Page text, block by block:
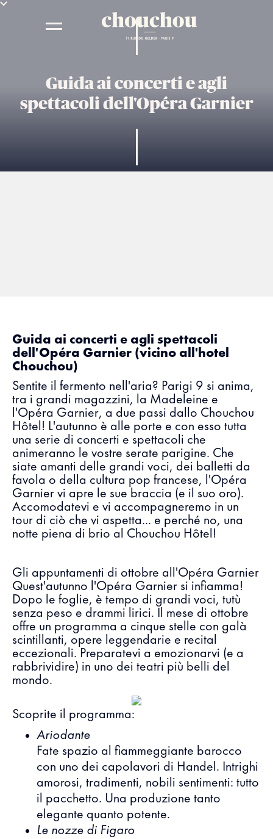
Guida ai concerti e agli
spettacoli dell'Opéra Garnier
Guida ai concerti e agli spettacoli
dell'Opéra Garnier (vicino all'hotel
Chouchou)
Sentite il fermento nell'aria? Parigi 9 si anima,
tra i grandi magazzini, la Madeleine e
l'Opéra Garnier, a due passi dallo Chouchou
Hôtel! L'autunno è alle porte e con esso tutta
una serie di concerti e spettacoli che
animeranno le vostre serate parigine. Che
siate amanti delle grandi voci, dei balletti da
favola o della cultura pop francese, l'Opéra
Garnier vi apre le sue braccia (e il suo oro).
Accomodatevi e vi accompagneremo in un
tour di ciò che vi aspetta... e perché no, una
notte piena di brio al Chouchou Hôtel!
Gli appuntamenti di ottobre all'Opéra Garnier
Quest'autunno l'Opéra Garnier si infiamma!
Dopo le foglie, è tempo di grandi voci, tutù
senza peso e drammi lirici. Il mese di ottobre
offre un programma a cinque stelle con galà
scintillanti, opere leggendarie e recital
eccezionali. Preparatevi a emozionarvi (e a
rabbrividire) in uno dei teatri più belli del
mondo.
Scoprite il programma:
Ariodante
Fate spazio al fiammeggiante barocco
con uno dei capolavori di Handel. Intrighi
amorosi, tradimenti, nobili sentimenti: tutto
il pacchetto. Una produzione tanto
elegante quanto potente.
Le nozze di Figaro